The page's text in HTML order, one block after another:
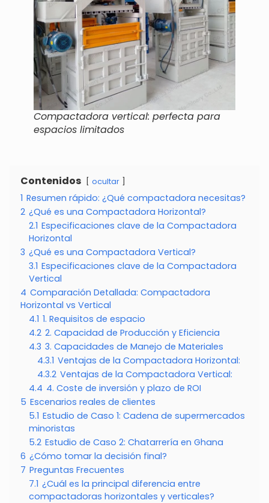
Compactadora vertical: perfecta para
espacios limitados
Contenidos ocultar
1 Resumen rápido: ¿Qué compactadora necesitas?
2 ¿Qué es una Compactadora Horizontal?
2.1 Especificaciones clave de la Compactadora
Horizontal
3 ¿Qué es una Compactadora Vertical?
3.1 Especificaciones clave de la Compactadora
Vertical
4 Comparación Detallada: Compactadora
Horizontal vs Vertical
4.1 1. Requisitos de espacio
4.2 2. Capacidad de Producción y Eficiencia
4.3 3. Capacidades de Manejo de Materiales
4.3.1 Ventajas de la Compactadora Horizontal:
4.3.2 Ventajas de la Compactadora Vertical:
4.4 4. Coste de inversión y plazo de ROI
5 Escenarios reales de clientes
5.1 Estudio de Caso 1: Cadena de supermercados
minoristas
5.2 Estudio de Caso 2: Chatarrería en Ghana
6 ¿Cómo tomar la decisión final?
7 Preguntas Frecuentes
7.1 ¿Cuál es la principal diferencia entre
compactadoras horizontales y verticales?